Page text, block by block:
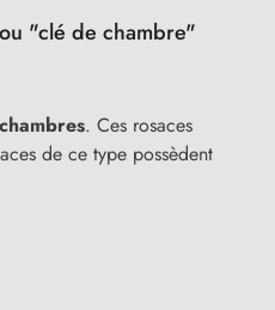
"clé de chambre"
. Ces rosaces
de ce type possèdent